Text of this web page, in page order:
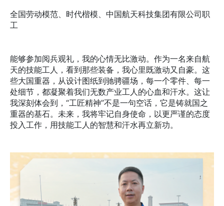
全国劳动模范、时代楷模、中国航天科技集团有限公司职
工
能够参加阅兵观礼，我的心情无比激动。作为一名来自航
天的技能工人，看到那些装备，我心里既激动又自豪。这
些大国重器，从设计图纸到驰骋疆场，每一个零件、每一
处细节，都凝聚着我们无数产业工人的心血和汗水。这让
我深刻体会到，“工匠精神”不是一句空话，它是铸就国之
重器的基石。未来，我将牢记自身使命，以更严谨的态度
投入工作，用技能工人的智慧和汗水再立新功。